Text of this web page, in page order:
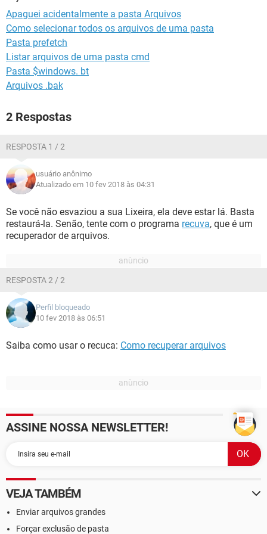
GUIA DE COMPRAS
Apaguei acidentalmente a pasta Arquivos
Como selecionar todos os arquivos de uma pasta
Pasta prefetch
Listar arquivos de uma pasta cmd
Pasta $windows. bt
Arquivos .bak
2 Respostas
RESPOSTA 1 / 2
usuário anônimo
Atualizado em 10 fev 2018 às 04:31
Se você não esvaziou a sua Lixeira, ela deve estar lá. Basta
restaurá-la. Senão, tente com o programa recuva, que é um
recuperador de arquivos.
RESPOSTA 2 / 2
Perfil bloqueado
10 fev 2018 às 06:51
Saiba como usar o recuca: Como recuperar arquivos
ASSINE NOSSA NEWSLETTER!
VEJA TAMBÉM
Enviar arquivos grandes
Forçar exclusão de pasta